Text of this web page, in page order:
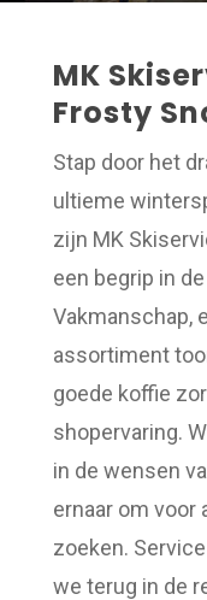
MK
Frosty
Stap door het
ultieme
zijn MK
een begrip in
Vakmanschap,
assortiment
goede koffie
shopervaring.
in de wensen
ernaar om voor
zoeken.
we terug in de